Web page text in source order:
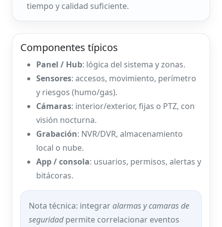
tiempo y calidad suficiente.
Componentes típicos
Panel / Hub: lógica del sistema y zonas.
Sensores: accesos, movimiento, perímetro
y riesgos (humo/gas).
Cámaras: interior/exterior, fijas o PTZ, con
visión nocturna.
Grabación: NVR/DVR, almacenamiento
local o nube.
App / consola: usuarios, permisos, alertas y
bitácoras.
Nota técnica: integraralarmas y camaras de
seguridadpermite correlacionar eventos